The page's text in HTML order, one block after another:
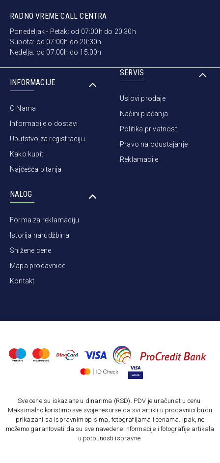
RADNO VREME CALL CENTRA
Ponedeljak - Petak: od 07:00h do 20:30h
Subota: od 07:00h do 20:30h
Nedelja: od 07:00h do 15:00h
INFORMACIJE
O Nama
Informacije o dostavi
Uputstvo za registraciju
Kako kupiti
Najčešća pitanja
SERVIS
Uslovi prodaje
Načini plaćanja
Politika privatnosti
Pravo na odustajanje
Reklamacije
NALOG
Forma za reklamaciju
Istorija narudžbina
Snižene cene
Mapa prodavnice
Kontakt
Sve cene su iskazane u dinarima (RSD). PDV je uračunat u cenu.
Maksimalno koristimo sve svoje resurse da svi artikli u prodavnici budu
prikazani sa ispravnim opisima, fotografijama i cenama. Ipak, ne
možemo garantovati da su sve navedene informacije i fotografije artikala
u potpunosti ispravne.